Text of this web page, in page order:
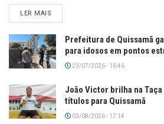
LER MAIS
Prefeitura de Quissamã
para idosos em pontos
23/07/2026 - 16:46
João Victor brilha na
títulos para Quissamã
03/08/2026 - 17:14